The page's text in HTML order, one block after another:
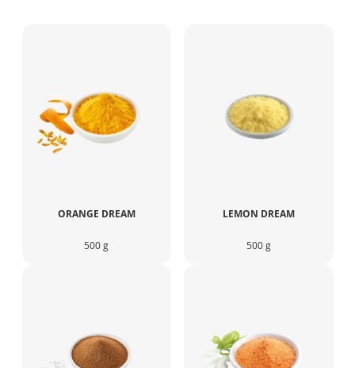
ORANGE DREAM
500 g
LEMON DREAM
500 g